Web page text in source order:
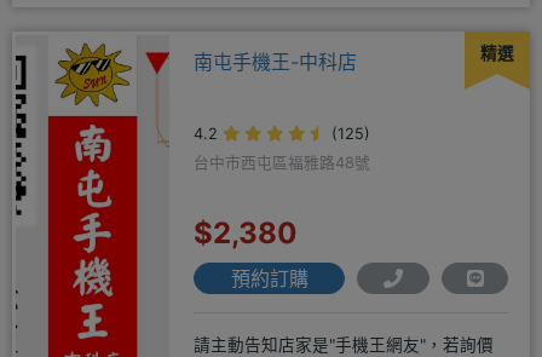
精選
南屯手機王-中科店
4.2
(125)
台中市西屯區福雅路48號
$2,380
預約訂購
請主動告知店家是"手機王網友"，若詢價